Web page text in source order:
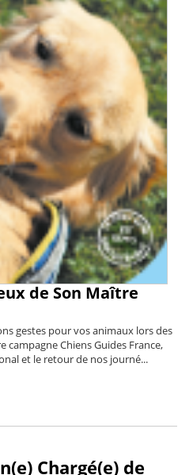
de Son Maître
gestes pour vos animaux lors des
Chiens Guides France,
et le retour de nos journé...
Chargé(e) de